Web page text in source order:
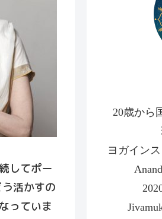
してポー
活かすの
っていま
20歳から
ヨガイン